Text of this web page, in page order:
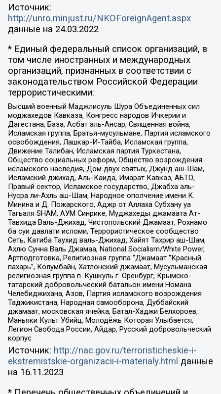
Источник:
http://unro.minjust.ru/NKOForeignAgent.aspx
данные на 24.03.2022
* Единый федеральный список организаций, в
том числе иностранных и международных
организаций, признанных в соответствии с
законодательством Российской Федерации
террористическими:
Высший военный Маджлисуль Шура Объединенных сил
моджахедов Кавказа, Конгресс народов Ичкерии и
Дагестана, База, Асбат аль-Ансар, Священная война,
Исламская группа, Братья-мусульмане, Партия исламского
освобождения, Лашкар-И-Тайба, Исламская группа,
Движение Талибан, Исламская партия Туркестана,
Общество социальных реформ, Общество возрождения
исламского наследия, Дом двух святых, Джунд аш-Шам,
Исламский джихад, Аль-Каида, Имарат Кавказ, АБТО,
Правый сектор, Исламское государство, Джабха аль-
Нусра ли-Ахль аш-Шам, Народное ополчение имени К.
Минина и Д. Пожарского, Аджр от Аллаха Субхану уа
Тагьаля SHAM, АУМ Синрике, Муджахеды джамаата Ат-
Тавхида Валь-Джихад, Чистопольский Джамаат, Рохнамо
ба суи давлати исломи, Террористическое сообщество
Сеть, Катиба Таухид валь-Джихад, Хайят Тахрир аш-Шам,
Ахлю Сунна Валь Джамаа, National Socialism/White Power,
Артподготовка, Религиозная группа “Джамаат “Красный
пахарь”, Колумбайн, Хатлонский джамаат, Мусульманская
религиозная группа п. Кушкуль г. Оренбург, Крымско-
татарский добровольческий батальон имени Номана
Челебиджихана, Азов, Партия исламского возрождения
Таджикистана, Народная самооборона, Дуббайский
джамаат, московская ячейка, Батал-Хаджи Белхороев,
Маньяки Культ Убийц, Молодёжь Которая Улыбается,
Легион Свобода России, Айдар, Русский добровольческий
корпус
Источник: http://nac.gov.ru/terroristicheskie-i-
ekstremistskie-organizacii-i-materialy.html данные
на 16.11.2023